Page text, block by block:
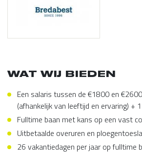
WAT WIJ BIEDEN
Een salaris tussen de €1800 en
(afhankelijk van leeftijd en ervaring) +
Fulltime baan met kans op een vast
Uitbetaalde overuren en
26 vakantiedagen per jaar op fulltime